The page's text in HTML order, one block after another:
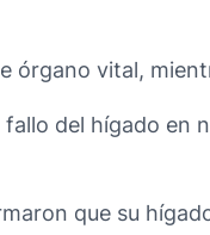
vital,
del hígado
que su